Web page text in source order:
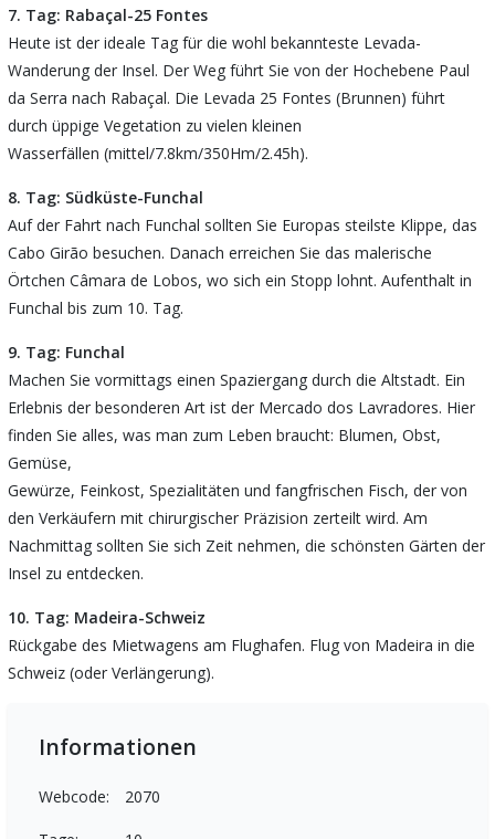
7. Tag: Rabaçal-25 Fontes
Heute ist der ideale Tag für die wohl bekannteste Levada-
Wanderung der Insel. Der Weg führt Sie von der Hochebene Paul
da Serra nach Rabaçal. Die Levada 25 Fontes (Brunnen) führt
durch üppige Vegetation zu vielen kleinen
Wasserfällen (mittel/7.8km/350Hm/2.45h).
8. Tag: Südküste-Funchal
Auf der Fahrt nach Funchal sollten Sie Europas steilste Klippe, das
Cabo Girão besuchen. Danach erreichen Sie das malerische
Örtchen Câmara de Lobos, wo sich ein Stopp lohnt. Aufenthalt in
Funchal bis zum 10. Tag.
9. Tag: Funchal
Machen Sie vormittags einen Spaziergang durch die Altstadt. Ein
Erlebnis der besonderen Art ist der Mercado dos Lavradores. Hier
finden Sie alles, was man zum Leben braucht: Blumen, Obst,
Gemüse,
Gewürze, Feinkost, Spezialitäten und fangfrischen Fisch, der von
den Verkäufern mit chirurgischer Präzision zerteilt wird. Am
Nachmittag sollten Sie sich Zeit nehmen, die schönsten Gärten der
Insel zu entdecken.
10. Tag: Madeira-Schweiz
Rückgabe des Mietwagens am Flughafen. Flug von Madeira in die
Schweiz (oder Verlängerung).
Informationen
Webcode: 2070